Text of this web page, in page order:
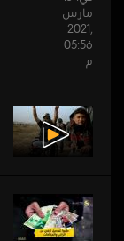
مارس
,2021
05:56
م